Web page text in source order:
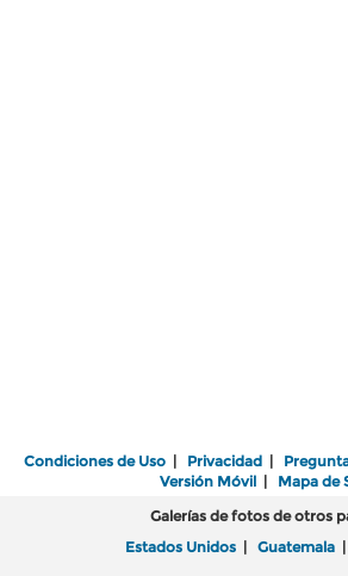
Condiciones de Uso | Privacidad |
Versión Móvil| Mapa de
Galerías de fotos de otros
Estados Unidos | Guatemala |